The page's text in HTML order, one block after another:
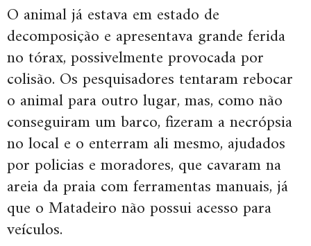
O animal já estava em estado de
decomposição e apresentava grande ferida
no tórax, possivelmente provocada por
colisão. Os pesquisadores tentaram rebocar
o animal para outro lugar, mas, como não
conseguiram um barco, fizeram a necrópsia
no local e o enterram ali mesmo, ajudados
por policias e moradores, que cavaram na
areia da praia com ferramentas manuais, já
que o Matadeiro não possui acesso para
veículos.